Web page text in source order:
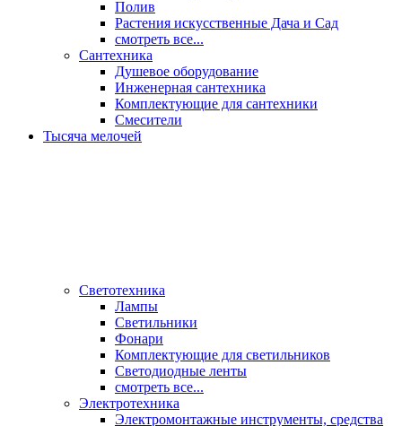
Полив
Растения искусственные Дача и Сад
смотреть все...
Сантехника
Душевое оборудование
Инженерная сантехника
Комплектующие для сантехники
Смесители
Тысяча мелочей
Светотехника
Лампы
Светильники
Фонари
Комплектующие для светильников
Светодиодные ленты
смотреть все...
Электротехника
Электромонтажные инструменты, средства